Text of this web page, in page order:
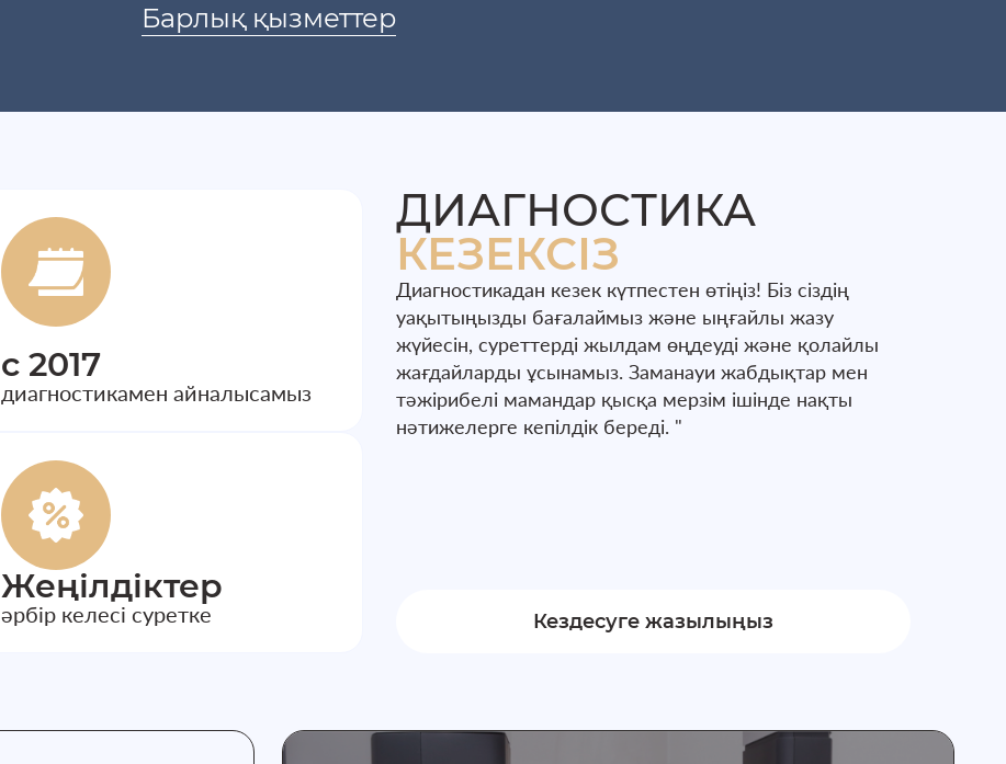
Барлық қызметтер
с 2017
диагностикамен айналысамыз
Жеңілдіктер
әрбір келесі суретке
ДИАГНОСТИКА
КЕЗЕКСІЗ
Диагностикадан кезек күтпестен өтіңіз! Біз сіздің
уақытыңызды бағалаймыз және ыңғайлы жазу
жүйесін, суреттерді жылдам өңдеуді және қолайлы
жағдайларды ұсынамыз. Заманауи жабдықтар мен
тәжірибелі мамандар қысқа мерзім ішінде нақты
нәтижелерге кепілдік береді. "
Кездесуге жазылыңыз